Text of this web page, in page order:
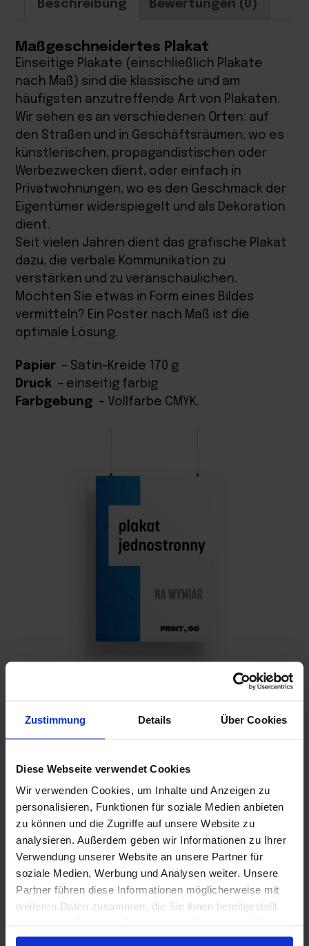
Zustimmung Details Über Cookies
Diese Webseite verwendet Cookies
Wir verwenden Cookies, um Inhalte und Anzeigen zu
personalisieren, Funktionen für soziale Medien anbieten
zu können und die Zugriffe auf unsere Website zu
analysieren. Außerdem geben wir Informationen zu Ihrer
Verwendung unserer Website an unsere Partner für
soziale Medien, Werbung und Analysen weiter. Unsere
Partner führen diese Informationen möglicherweise mit
weiteren Daten zusammen, die Sie ihnen bereitgestellt
gesammelt haben.
Beschreibung Bewertungen (0)
Maßgeschneidertes Plakat
Einseitige Plakate (einschließlich Plakate
nach Maß) sind die klassische und am
häufigsten anzutreffende Art von Plakaten.
Wir sehen es an verschiedenen Orten: auf
den Straßen und in Geschäftsräumen, wo es
künstlerischen, propagandistischen oder
Werbezwecken dient, oder einfach in
Privatwohnungen, wo es den Geschmack der
Eigentümer widerspiegelt und als Dekoration
dient.
Seit vielen Jahren dient das grafische Plakat
dazu, die verbale Kommunikation zu
verstärken und zu veranschaulichen.
Möchten Sie etwas in Form eines Bildes
vermitteln? Ein Poster nach Maß ist die
optimale Lösung.
Papier – Satin-Kreide 170 g
Druck – einseitig farbig
Farbgebung – Vollfarbe CMYK.
Formate von A4 über A3, A2, A1, A0, B3, B2, B1,
Wünschen.
maximale Papierlänge 4500 cm.
PROJEKTPARAMETER Zum Drucken
Dateien mit den Erweiterungen PDF, JPEG,
TIFF in CMYK-Farben.
Empfohlene Auflösung: 300 dpi